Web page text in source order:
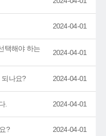
2024-04-01
택해야 하는
2024-04-01
되나요? 2024-04-01
. 2024-04-01
? 2024-04-01